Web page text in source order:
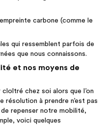
carbone (comme le
qui ressemblent parfois de
que nous connaissons.
et nos moyens de
cloîtré chez soi alors que l’on
résolution à prendre n’est pas
repenser notre mobilité,
voici quelques